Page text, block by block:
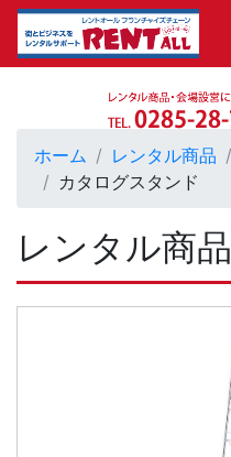
ホーム レンタル商品
カタログスタンド
レンタル商品